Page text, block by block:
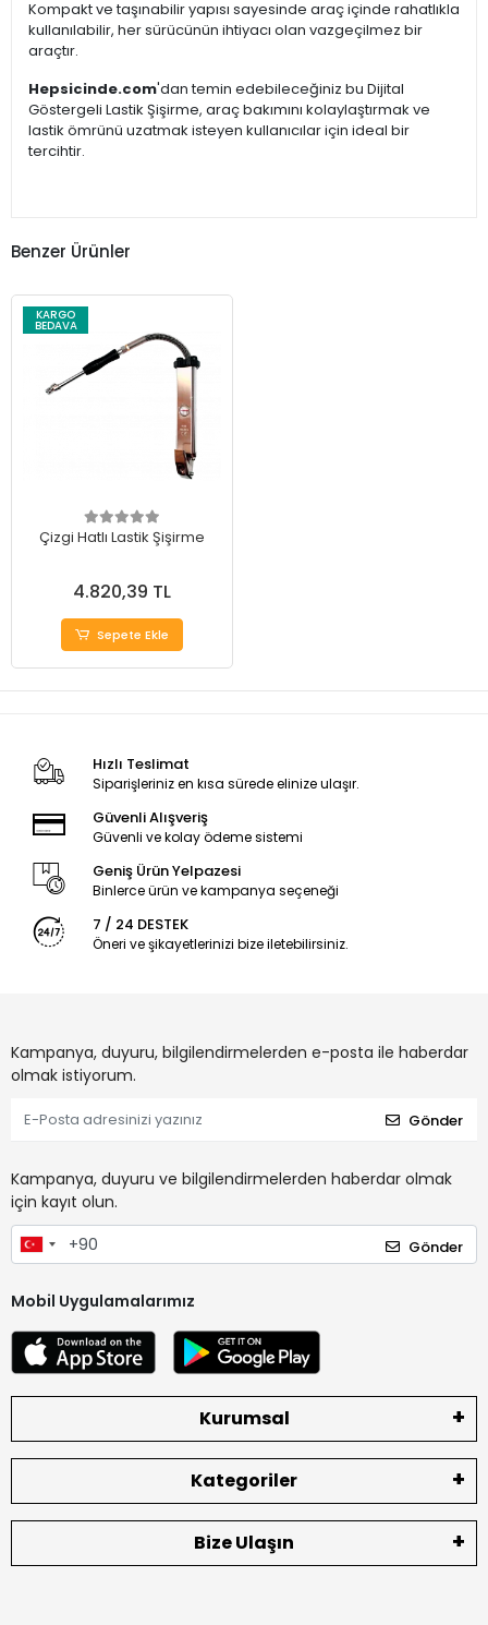
Kompakt ve taşınabilir yapısı sayesinde araç içinde rahatlıkla
kullanılabilir, her sürücünün ihtiyacı olan vazgeçilmez bir
araçtır.
Hepsicinde.com'dan temin edebileceğiniz bu Dijital
Göstergeli Lastik Şişirme, araç bakımını kolaylaştırmak ve
lastik ömrünü uzatmak isteyen kullanıcılar için ideal bir
tercihtir.
Benzer Ürünler
KARGO
BEDAVA
Çizgi Hatlı Lastik Şişirme
4.820,39 TL
Sepete Ekle
Hızlı Teslimat
Siparişleriniz en kısa sürede elinize ulaşır.
Güvenli Alışveriş
Güvenli ve kolay ödeme sistemi
Geniş Ürün Yelpazesi
Binlerce ürün ve kampanya seçeneği
7 / 24 DESTEK
Öneri ve şikayetlerinizi bize iletebilirsiniz.
Kampanya, duyuru, bilgilendirmelerden e-posta ile haberdar
olmak istiyorum.
Gönder
Kampanya, duyuru ve bilgilendirmelerden haberdar olmak
için kayıt olun.
Gönder
Mobil Uygulamalarımız
Kurumsal
Kategoriler
Bize Ulaşın